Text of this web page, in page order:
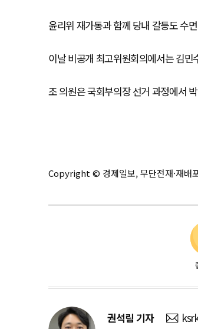
윤리위 재가동과 함께 당내 갈등도 수
이날 비공개 최고위원회의에서는 김
조 의원은 국회부의장 선거 과정에서
Copyright © 경제일보, 무단전재·재배
권석림 기자